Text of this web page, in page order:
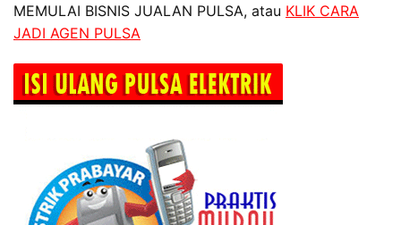
MEMULAI BISNIS JUALAN PULSA, atau KLIK CARA
JADI AGEN PULSA